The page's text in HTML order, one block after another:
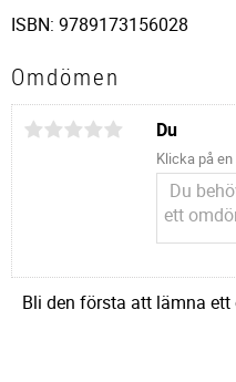
ISBN: 9789173156028
Omdömen
Du
Klicka på
Bli den första att lämna ett